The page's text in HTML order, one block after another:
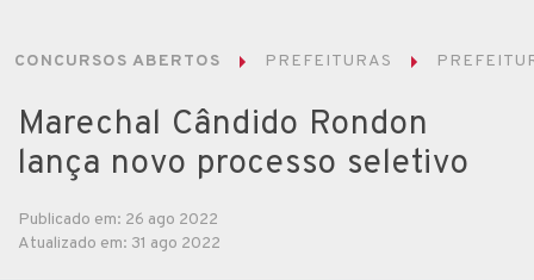
CONCURSOS ABERTOS PREFEITURAS
Marechal Cândido Rondon
lança novo processo seletivo
Publicado em: 26 ago 2022
Atualizado em: 31 ago 2022